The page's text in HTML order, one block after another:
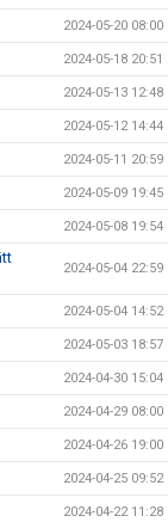
2024-05-20 08:00
2024-05-18 20:51
2024-05-13 12:48
2024-05-12 14:44
2024-05-11 20:59
2024-05-09 19:45
2024-05-08 19:54
2024-05-04 22:59
2024-05-04 14:52
2024-05-03 18:57
2024-04-30 15:04
2024-04-29 08:00
2024-04-26 19:00
2024-04-25 09:52
2024-04-22 11:28